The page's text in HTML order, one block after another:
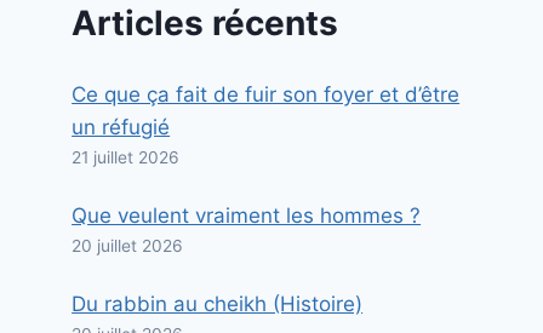
Articles récents
Ce que ça fait de fuir son foyer et d’être
un réfugié
21 juillet 2026
Que veulent vraiment les hommes ?
20 juillet 2026
Du rabbin au cheikh (Histoire)